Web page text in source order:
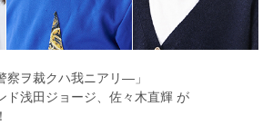
ヲ裁クハ我ニアリ―」
ド浅田ジョージ、 佐々木直輝 が